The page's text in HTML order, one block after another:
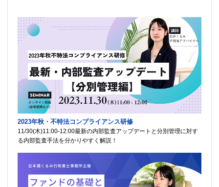
2023年秋・不特法コンプライアンス研修
11/30(木)11:00-12:00最新の内部監査アップデートと分別管理に対す
る内部監査手法を分かりやすく解説！